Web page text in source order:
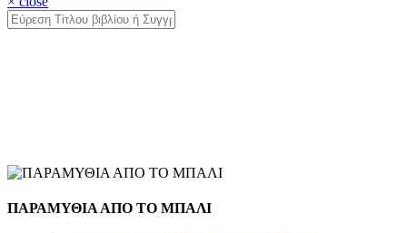
ΠΑΡΑΜΥΘΙΑ ΑΠΟ ΤΟ ΜΠΑΛΙ